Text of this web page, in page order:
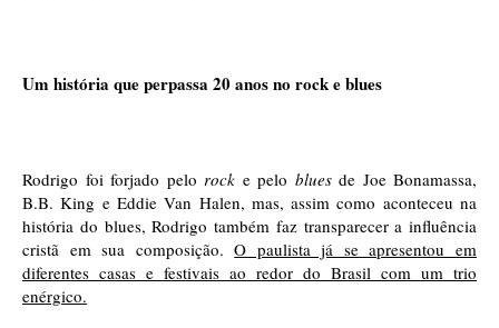
Um história que perpassa 20 anos no rock e blues
Rodrigo foi forjado pelo rock e pelo blues de Joe Bonamassa,
B.B. King e Eddie Van Halen, mas, assim como aconteceu na
história do blues, Rodrigo também faz transparecer a influência
cristã em sua composição. O paulista já se apresentou em
diferentes casas e festivais ao redor do Brasil com um trio
enérgico.